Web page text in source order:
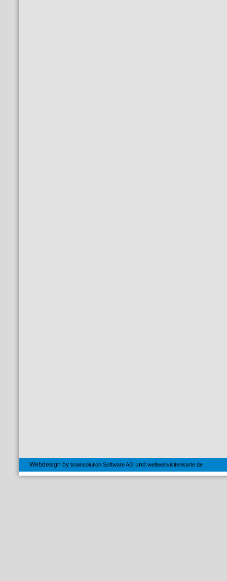
Webdesign by brainsolution Software AG und weltweitvisitenkarte.de